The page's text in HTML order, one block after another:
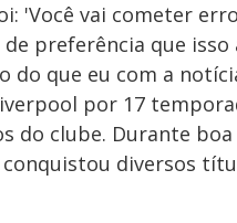
'Você vai cometer
preferência que isso
do que eu com a
por 17
do clube. Durante
diversos